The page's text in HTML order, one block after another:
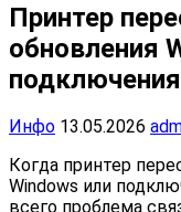
Принтер
обновления
Инфо 13.05.2026
Когда принтер
Windows или
всего проблема